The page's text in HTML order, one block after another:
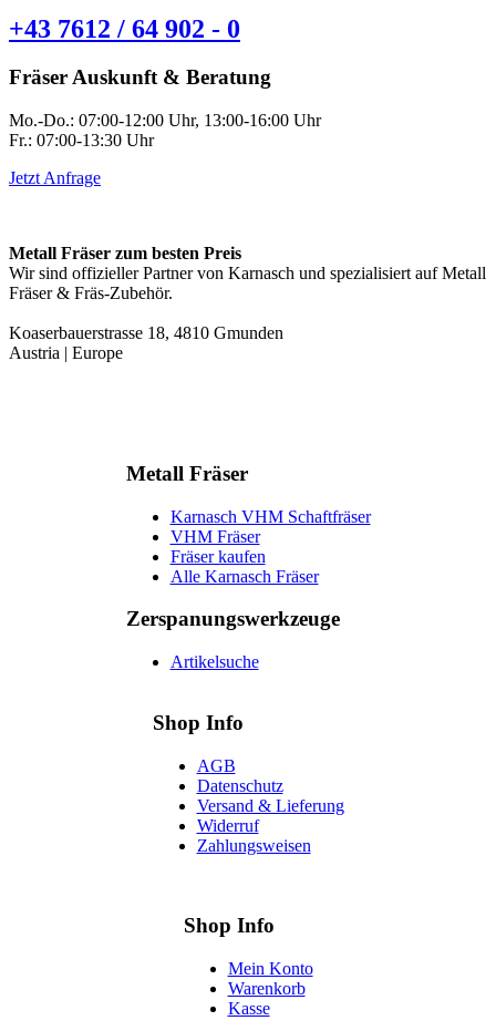
+43 7612 / 64 902 - 0
Fräser Auskunft & Beratung
Mo.-Do.: 07:00-12:00 Uhr, 13:00-16:00 Uhr
Fr.: 07:00-13:30 Uhr
Jetzt Anfrage
Metall Fräser zum besten Preis
Wir sind offizieller Partner von Karnasch und spezialisiert auf Metall
Fräser & Fräs-Zubehör.
Koaserbauerstrasse 18, 4810 Gmunden
Austria | Europe
Metall Fräser
Karnasch VHM Schaftfräser
VHM Fräser
Fräser kaufen
Alle Karnasch Fräser
Zerspanungs­werkzeuge
Artikelsuche
Shop Info
AGB
Datenschutz
Versand & Lieferung
Widerruf
Zahlungsweisen
Shop Info
Mein Konto
Warenkorb
Kasse